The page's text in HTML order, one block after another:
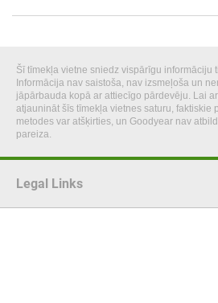
Šī tīmekļa vietne sniedz vispārīgu informāciju
Informācija nav saistoša, nav izsmeļoša un
jāpārbauda kopā ar attiecīgo pārdevēju. Lai
atjaunināt šīs tīmekļa vietnes saturu, faktiskie
metodes var atšķirties, un Goodyear nav
pareiza.
Legal Links